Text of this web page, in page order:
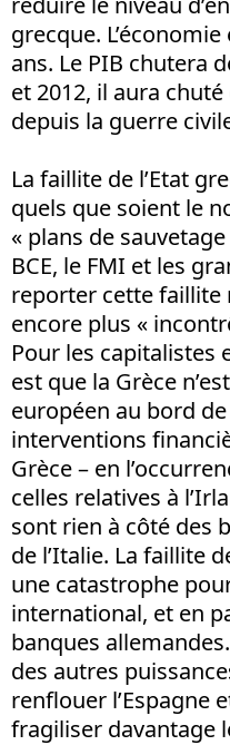
grecque.
ans. Le PIB chutera
et 2012, il aura
depuis la guerre
La faillite de l’Etat
quels que soient le
« plans de
BCE, le FMI et les
reporter cette faillite
encore plus «
Pour les capitalistes
est que la Grèce
européen au bord
interventions
Grèce – en
celles relatives à
sont rien à côté des
de l’Italie. La faillite
une catastrophe
international, et en
banques
des autres
renflouer l’Espagne
fragiliser davantage